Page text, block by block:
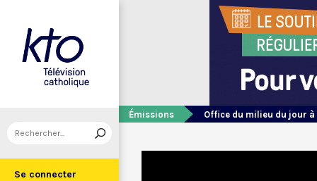
Se connecter
Émissions Office du milieu du jour à